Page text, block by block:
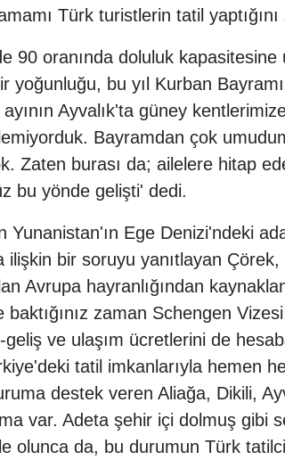
Türk turistlerin tatil yaptığını
90 oranında doluluk kapasitesine
yoğunluğu, bu yıl Kurban
Ayvalık'ta güney
Bayramdan çok
Zaten burası da; ailelere hitap
bu yönde gelişti' dedi.
Yunanistan'ın Ege Denizi'ndeki
ilişkin bir soruyu yanıtlayan
Avrupa hayranlığından
zaman Schengen
ve ulaşım ücretlerini de
tatil imkanlarıyla hemen
destek veren Aliağa, Dikili,
var. Adeta şehir içi dolmuş gibi
olunca da, bu durumun Türk